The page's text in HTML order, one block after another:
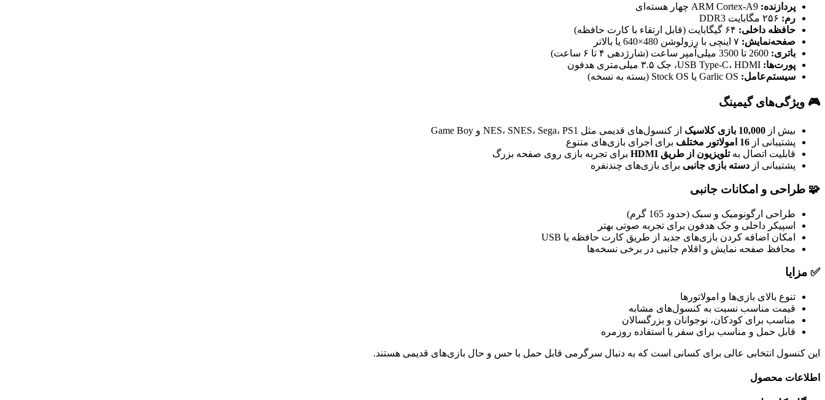
پردازنده:
رم:
حافظه داخلی:
صفحه‌نمایش:
باتری:
پورت‌ها:
سیستم‌عامل:
🎮 ویژگی‌های گیمینگ
بیش از 10,000 بازی کلاسیک
از کنسول‌های قدیمی مثل NES، SNES، Sega، PS1 و Game Boy
پشتیبانی از 16 امولاتور مختلف
برای اجرای بازی‌های متنوع
قابلیت اتصال بهتلویزیون از طریق HDMI
برای تجربه بازی روی صفحه بزرگ
پشتیبانی از دسته بازی جانبی برای بازی‌های چندنفره
🧩 طراحی و امکانات جانبی
طراحی ارگونومیک و سبک (حدود 165 گرم)
اسپیکر داخلی و جک هدفون برای تجربه صوتی بهتر
امکان اضافه کردن بازی‌های جدید از طریق کارت حافظه یا USB
محافظ صفحه نمایش و اقلام جانبی در برخی نسخه‌ها
✅ مزایا
تنوع بالای بازی‌ها و امولاتورها
قیمت مناسب نسبت به کنسول‌های مشابه
مناسب برای کودکان، نوجوانان و بزرگسالان
قابل حمل و مناسب برای سفر یا استفاده روزمره
این کنسول انتخابی عالی برای کسانی است که به دنبال سرگرمی قابل حمل با حس و حال بازی‌های قدیمی هستند.
اطلاعات محصول